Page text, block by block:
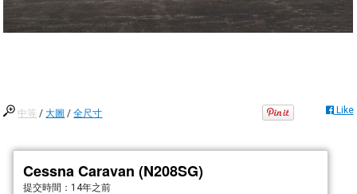
中等 /大圖 /全尺寸 Like
Cessna Caravan (N208SG)
提交時間： 14年之前